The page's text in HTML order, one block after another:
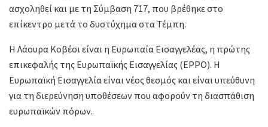
ασχοληθεί και με τη Σύμβαση 717, που βρέθηκε στο
επίκεντρο μετά το δυστύχημα στα Τέμπη.
Η Λάουρα Κοβέσι είναι η Ευρωπαία Εισαγγελέας, η πρώτης
επικεφαλής της Ευρωπαϊκής Εισαγγελίας (EPPO). Η
Ευρωπαϊκή Εισαγγελία είναι νέος θεσμός και είναι υπεύθυνη
για τη διερεύνηση υποθέσεων που αφορούν τη διασπάθιση
ευρωπαϊκών πόρων.